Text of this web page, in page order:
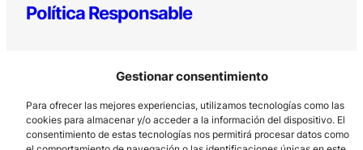
Gestionar consentimiento
Para ofrecer las mejores experiencias, utilizamos tecnologías como las
cookies para almacenar y/o acceder a la información del dispositivo. El
consentimiento de estas tecnologías nos permitirá procesar datos como
Política Responsable